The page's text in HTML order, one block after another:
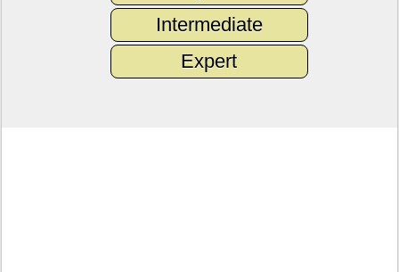
Intermediate
Expert